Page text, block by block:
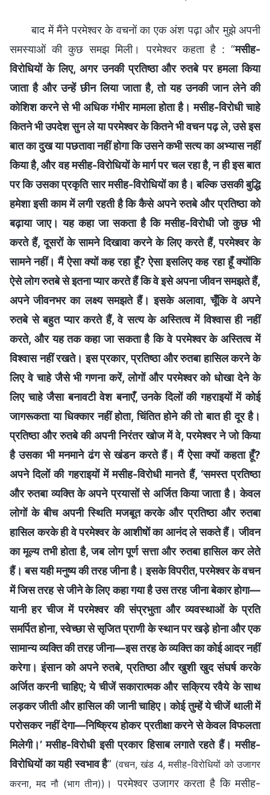
बाद में मैंने परमेश्वर के वचनों का एक अंश पढ़ा और मुझे अपनी
समस्याओं की कुछ समझ मिली। परमेश्वर कहता है : “मसीह-
विरोधियों के लिए, अगर उनकी प्रतिष्ठा और रुतबे पर हमला किया
जाता है और उन्हें छीन लिया जाता है, तो यह उनकी जान लेने की
कोशिश करने से भी अधिक गंभीर मामला होता है। मसीह-विरोधी चाहे
कितने भी उपदेश सुन ले या परमेश्वर के कितने भी वचन पढ़ ले, उसे इस
बात का दुख या पछतावा नहीं होगा कि उसने कभी सत्य का अभ्यास नहीं
किया है, और वह मसीह-विरोधियों के मार्ग पर चल रहा है, न ही इस बात
पर कि उसका प्रकृति सार मसीह-विरोधियों का है। बल्कि उसकी बुद्धि
हमेशा इसी काम में लगी रहती है कि कैसे अपने रुतबे और प्रतिष्ठा को
बढ़ाया जाए। यह कहा जा सकता है कि मसीह-विरोधी जो कुछ भी
करते हैं, दूसरों के सामने दिखावा करने के लिए करते हैं, परमेश्वर के
सामने नहीं। मैं ऐसा क्यों कह रहा हूँ? ऐसा इसलिए कह रहा हूँ क्योंकि
ऐसे लोग रुतबे से इतना प्यार करते हैं कि वे इसे अपना जीवन समझते हैं,
अपने जीवनभर का लक्ष्य समझते हैं। इसके अलावा, चूँकि वे अपने
रुतबे से बहुत प्यार करते हैं, वे सत्य के अस्तित्व में विश्वास ही नहीं
करते, और यह तक कहा जा सकता है कि वे परमेश्वर के अस्तित्व में
विश्वास नहीं रखते। इस प्रकार, प्रतिष्ठा और रुतबा हासिल करने के
लिए वे चाहे जैसे भी गणना करें, लोगों और परमेश्वर को धोखा देने के
लिए चाहे जैसा बनावटी वेश बनाएँ, उनके दिलों की गहराइयों में कोई
जागरूकता या धिक्कार नहीं होता, चिंतित होने की तो बात ही दूर है।
प्रतिष्ठा और रुतबे की अपनी निरंतर खोज में वे, परमेश्वर ने जो किया
है उसका भी मनमाने ढंग से खंडन करते हैं। मैं ऐसा क्यों कहता हूँ?
अपने दिलों की गहराइयों में मसीह-विरोधी मानते हैं, ‘समस्त प्रतिष्ठा
और रुतबा व्यक्ति के अपने प्रयासों से अर्जित किया जाता है। केवल
लोगों के बीच अपनी स्थिति मजबूत करके और प्रतिष्ठा और रुतबा
हासिल करके ही वे परमेश्वर के आशीषों का आनंद ले सकते हैं। जीवन
का मूल्य तभी होता है, जब लोग पूर्ण सत्ता और रुतबा हासिल कर लेते
हैं। बस यही मनुष्य की तरह जीना है। इसके विपरीत, परमेश्वर के वचन
में जिस तरह से जीने के लिए कहा गया है उस तरह जीना बेकार होगा—
यानी हर चीज में परमेश्वर की संप्रभुता और व्यवस्थाओं के प्रति
समर्पित होना, स्वेच्छा से सृजित प्राणी के स्थान पर खड़े होना और एक
सामान्य व्यक्ति की तरह जीना—इस तरह के व्यक्ति का कोई आदर नहीं
करेगा। इंसान को अपने रुतबे, प्रतिष्ठा और खुशी खुद संघर्ष करके
अर्जित करनी चाहिए; ये चीजें सकारात्मक और सक्रिय रवैये के साथ
लड़कर जीती और हासिल की जानी चाहिए। कोई तुम्हें ये चीजें थाली में
परोसकर नहीं देगा—निष्क्रिय होकर प्रतीक्षा करने से केवल विफलता
मिलेगी।’ मसीह-विरोधी इसी प्रकार हिसाब लगाते रहते हैं। मसीह-
विरोधियों का यही स्वभाव है” (वचन, खंड 4, मसीह-विरोधियों को उजागर
करना, मद नौ (भाग तीन)) । परमेश्वर उजागर करता है कि मसीह-